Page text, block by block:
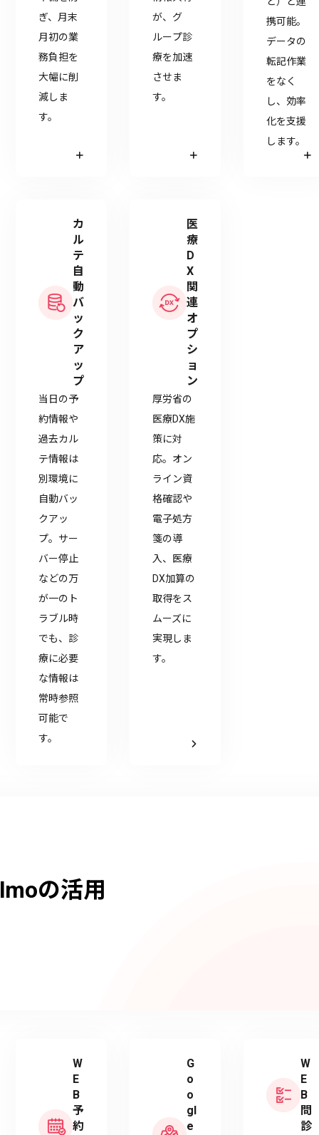
ぎ、月末
月初の業
務負担を
大幅に削
減しま
す。
が、グ
ループ診
療を加速
させま
す。
携可能。
データの
転記作業
をなく
し、効率
化を支援
します。
カ
ル
テ
自
動
バ
ッ
ク
ア
ッ
プ
当日の予
約情報や
過去カル
テ情報は
別環境に
自動バッ
クアッ
プ。サー
バー停止
などの万
が一のト
ラブル時
でも、診
療に必要
な情報は
常時参照
可能で
す。
医
療
D
X
関
連
オ
プ
シ
ョ
ン
厚労省の
医療DX施
策に対
応。オン
ライン資
格確認や
電子処方
箋の導
入、医療
DX加算の
取得をス
ムーズに
実現しま
す。
の活用
W
E
B
予
約
G
o
o
gl
e
W
E
B
問
診